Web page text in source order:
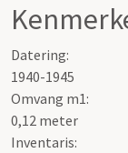
Datering:
1940-1945
Omvang m1:
0,12 meter
Inventaris: